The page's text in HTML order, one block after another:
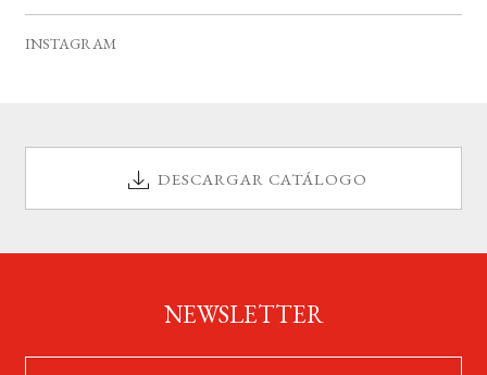
s
INSTAGRAM
DESCARGAR CATÁLOGO
NEWSLETTER